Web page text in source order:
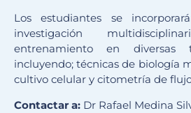
Los estudiantes se
investigación
entrenamiento en diversas
incluyendo; técnicas de biología
cultivo celular y citometría de
Contactar a: Dr Rafael Medina